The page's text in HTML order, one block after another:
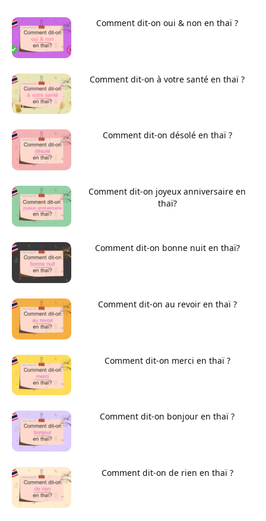
Comment dit-on oui & non en thaï ?
Comment dit-on à votre santé en thaï ?
Comment dit-on désolé en thaï ?
Comment dit-on joyeux anniversaire en
thaï?
Comment dit-on bonne nuit en thaï?
Comment dit-on au revoir en thaï ?
Comment dit-on merci en thaï ?
Comment dit-on bonjour en thaï ?
Comment dit-on de rien en thaï ?